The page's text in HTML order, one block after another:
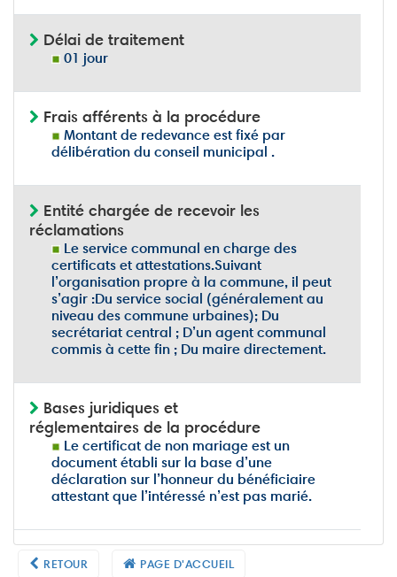
Délai de traitement
01 jour
Frais afférents à la procédure
Montant de redevance est fixé par
délibération du conseil municipal .
Entité chargée de recevoir les
réclamations
Le service communal en charge des
certificats et attestations.Suivant
l’organisation propre à la commune, il peut
s’agir :Du service social (généralement au
niveau des commune urbaines); Du
secrétariat central ; D’un agent communal
commis à cette fin ; Du maire directement.
Bases juridiques et
réglementaires de la procédure
Le certificat de non mariage est un
document établi sur la base d’une
déclaration sur l’honneur du bénéficiaire
attestant que l’intéressé n’est pas marié.
RETOUR PAGE D'ACCUEIL